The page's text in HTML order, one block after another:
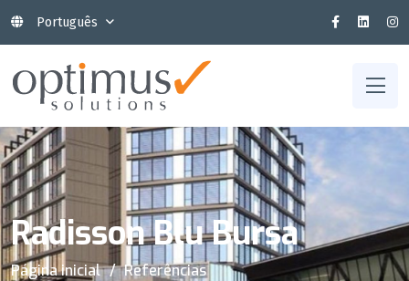
Português
Radisson Blu Bursa
Página inicial Referências